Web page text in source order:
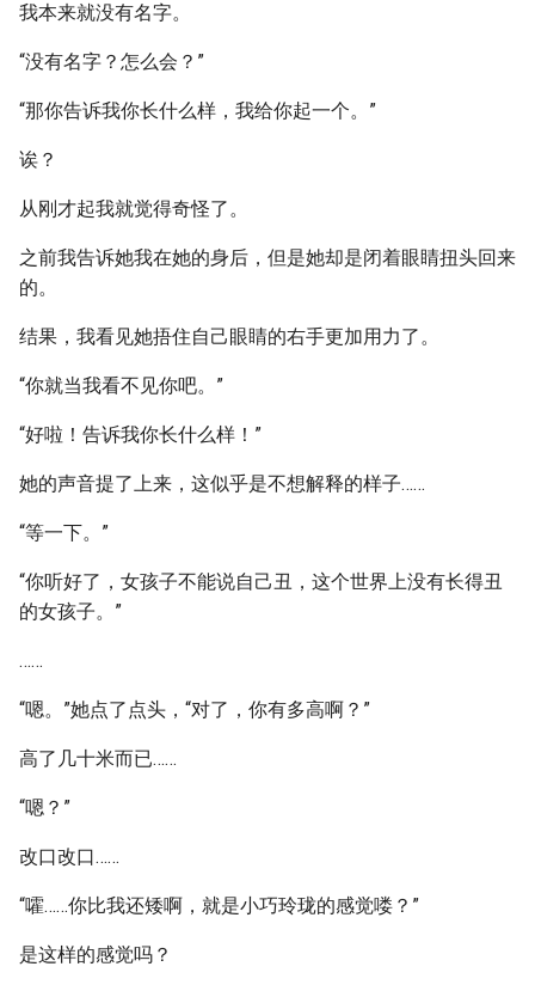
我本来就没有名字。
“没有名字？怎么会？”
“那你告诉我你长什么样，我给你起一个。”
诶？
从刚才起我就觉得奇怪了。
之前我告诉她我在她的身后，但是她却是闭着眼睛扭头回来
的。
结果，我看见她捂住自己眼睛的右手更加用力了。
“你就当我看不见你吧。”
“好啦！告诉我你长什么样！”
她的声音提了上来，这似乎是不想解释的样子……
“等一下。”
“你听好了，女孩子不能说自己丑，这个世界上没有长得丑
的女孩子。”
……
“嗯。”她点了点头，“对了，你有多高啊？”
高了几十米而已……
“嗯？”
改口改口……
“嚯……你比我还矮啊，就是小巧玲珑的感觉喽？”
是这样的感觉吗？